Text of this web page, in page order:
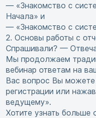
— «Знакомство с
Начала» и
— «Знакомство с
2. Основы работы с
Спрашивали? —
Мы продолжаем
вебинар ответам на
Вас вопрос Вы можете
регистрации или
ведущему».
Хотите узнать больше